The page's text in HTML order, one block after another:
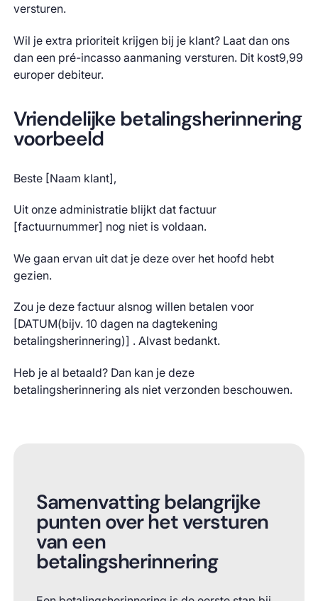
versturen.
Wil je extra prioriteit krijgen bij je klant? Laat dan ons
dan een pré-incasso aanmaning versturen. Dit kost9,99
europer debiteur.
Vriendelijke betalingsherinnering
voorbeeld
Beste [Naam klant],
Uit onze administratie blijkt dat factuur
[factuurnummer] nog niet is voldaan.
We gaan ervan uit dat je deze over het hoofd hebt
gezien.
Zou je deze factuur alsnog willen betalen voor
[DATUM(bijv. 10 dagen na dagtekening
betalingsherinnering)] . Alvast bedankt.
Heb je al betaald? Dan kan je deze
betalingsherinnering als niet verzonden beschouwen.
Samenvatting belangrijke
punten over het versturen
van een
betalingsherinnering